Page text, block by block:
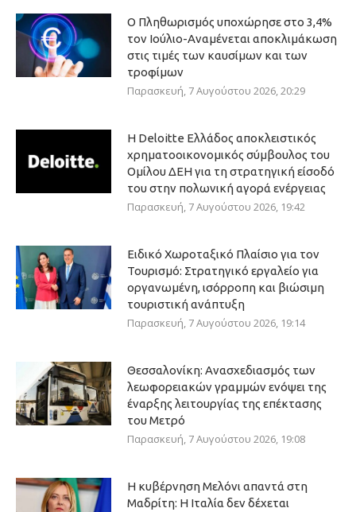
Ο Πληθωρισμός υποχώρησε στο 3,4%
τον Ιούλιο-Αναμένεται αποκλιμάκωση
στις τιμές των καυσίμων και των
τροφίμων
Παρασκευή, 7 Αυγούστου 2026, 20:29
Η Deloitte Ελλάδος αποκλειστικός
χρηματοοικονομικός σύμβουλος του
Ομίλου ΔΕΗ για τη στρατηγική είσοδό
του στην πολωνική αγορά ενέργειας
Παρασκευή, 7 Αυγούστου 2026, 19:42
Ειδικό Χωροταξικό Πλαίσιο για τον
Τουρισμό: Στρατηγικό εργαλείο για
οργανωμένη, ισόρροπη και βιώσιμη
τουριστική ανάπτυξη
Παρασκευή, 7 Αυγούστου 2026, 19:14
Θεσσαλονίκη: Ανασχεδιασμός των
λεωφορειακών γραμμών ενόψει της
έναρξης λειτουργίας της επέκτασης
του Μετρό
Παρασκευή, 7 Αυγούστου 2026, 19:08
Η κυβέρνηση Μελόνι απαντά στη
Μαδρίτη: Η Ιταλία δεν δέχεται